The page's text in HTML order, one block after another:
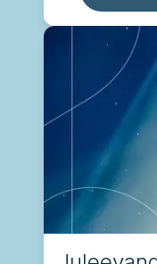
Frøydis
Lund Olafsen